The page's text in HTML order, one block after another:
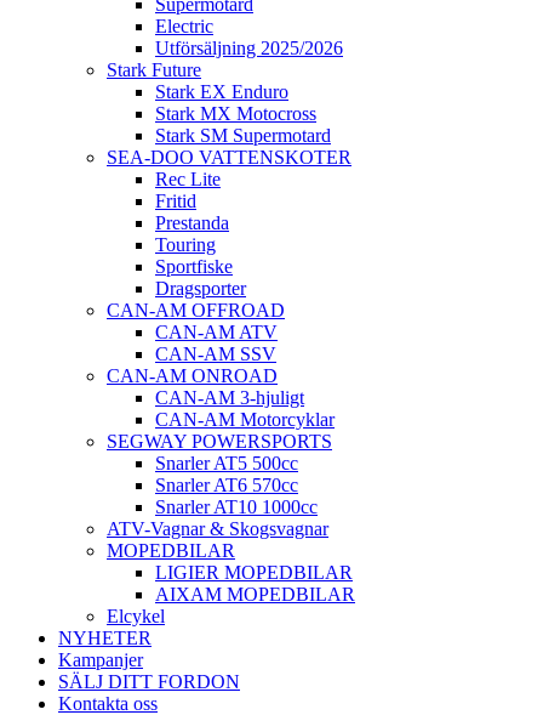
Supermotard
Electric
Utförsäljning 2025/2026
Stark Future
Stark EX Enduro
Stark MX Motocross
Stark SM Supermotard
SEA-DOO VATTENSKOTER
Rec Lite
Fritid
Prestanda
Touring
Sportfiske
Dragsporter
CAN-AM OFFROAD
CAN-AM ATV
CAN-AM SSV
CAN-AM ONROAD
CAN-AM 3-hjuligt
CAN-AM Motorcyklar
SEGWAY POWERSPORTS
Snarler AT5 500cc
Snarler AT6 570cc
Snarler AT10 1000cc
ATV-Vagnar & Skogsvagnar
MOPEDBILAR
LIGIER MOPEDBILAR
AIXAM MOPEDBILAR
Elcykel
NYHETER
Kampanjer
SÄLJ DITT FORDON
Kontakta oss